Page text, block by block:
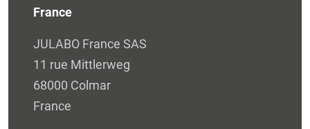
France
JULABO France SAS
11 rue Mittlerweg
68000 Colmar
France